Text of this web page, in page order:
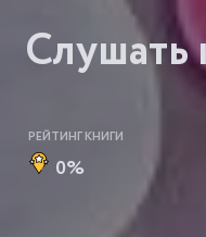
РЕЙТИНГ КНИГИ
0%